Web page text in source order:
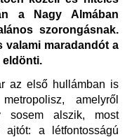
a Nagy Almában
szorongásnak.
valami maradandót a
eldönti.
az első hullámban is
amelyről
sosem alszik, most
a létfontosságú